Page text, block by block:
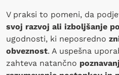
V praksi to pomeni, da
svoj razvoj ali izboljšanje
ugodnosti, ki neposredno
obveznost. A uspešna
zahteva natančno